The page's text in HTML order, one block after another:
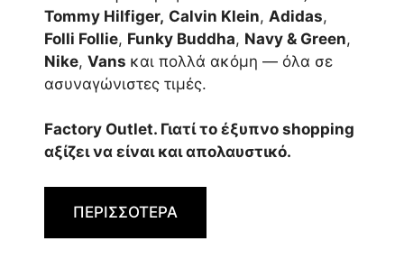
Tommy Hilfiger, Calvin Klein, Adidas,
Folli Follie, Funky Buddha, Navy & Green,
Nike, Vans και πολλά ακόμη — όλα σε
ασυναγώνιστες τιμές.
Factory Outlet. Γιατί το έξυπνο shopping
αξίζει να είναι και απολαυστικό.
ΠΕΡΙΣΣΟΤΕΡΑ